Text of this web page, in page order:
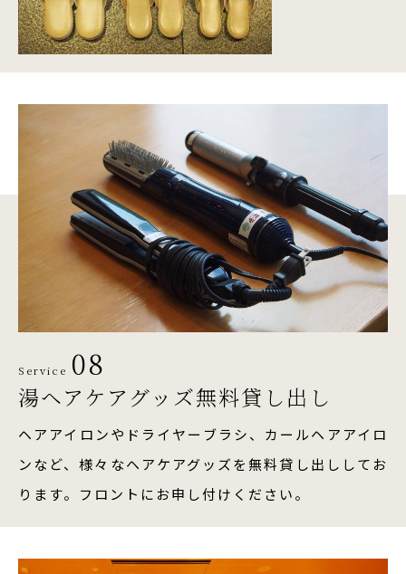
Service 08
湯ヘアケアグッズ無料貸し出し
ヘアアイロンやドライヤーブラシ、カールヘアアイロ
ンなど、様々なヘアケアグッズを無料貸し出ししてお
ります。フロントにお申し付けください。